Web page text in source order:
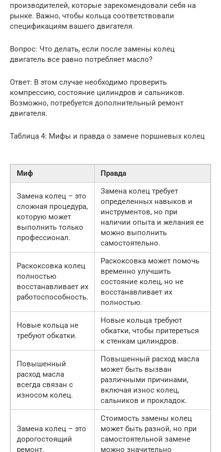
производителей, которые зарекомендовали себя на
рынке. Важно, чтобы кольца соответствовали
спецификациям вашего двигателя.
Вопрос: Что делать, если после замены колец
двигатель все равно потребляет масло?
Ответ: В этом случае необходимо проверить
компрессию, состояние цилиндров и сальников.
Возможно, потребуется дополнительный ремонт
двигателя.
Таблица 4: Мифы и правда о замене поршневых колец
Миф Правда
Замена колец – это
сложная процедура,
которую может
выполнить только
профессионал.
Замена колец требует
определенных навыков и
инструментов, но при
наличии опыта и желания ее
можно выполнить
самостоятельно.
Раскоксовка колец
полностью
восстанавливает их
работоспособность.
Раскоксовка может помочь
временно улучшить
состояние колец, но не
восстанавливает их
полностью.
Новые кольца не
требуют обкатки.
Новые кольца требуют
обкатки, чтобы притереться
к стенкам цилиндров.
Повышенный
расход масла
всегда связан с
износом колец.
Повышенный расход масла
может быть вызван
различными причинами,
включая износ колец,
сальников и прокладок.
Замена колец – это
дорогостоящий
ремонт.
Стоимость замены колец
может быть разной, но при
самостоятельной замене
можно значительно